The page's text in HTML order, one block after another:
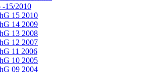
-15/2010
15 2010
14 2009
13 2008
12 2007
11 2006
10 2005
09 2004